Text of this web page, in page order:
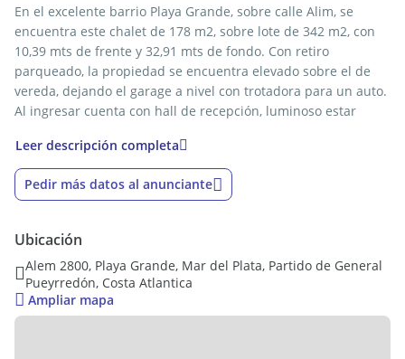
En el excelente barrio Playa Grande, sobre calle Alim, se
encuentra este chalet de 178 m2, sobre lote de 342 m2, con
10,39 mts de frente y 32,91 mts de fondo. Con retiro
parqueado, la propiedad se encuentra elevado sobre el de
vereda, dejando el garage a nivel con trotadora para un auto.
Al ingresar cuenta con hall de recepción, luminoso estar
integrado, dependencias de servicio y parque. Luego posee
tres cómodos dormitorios, el principal en suite y baño
completo para servicio de los dormitorios restantes. La
Leer descripción completa
Pedir más datos al anunciante
Ubicación
Alem 2800, Playa Grande, Mar del Plata, Partido de General
Pueyrredón, Costa Atlantica
Ampliar mapa